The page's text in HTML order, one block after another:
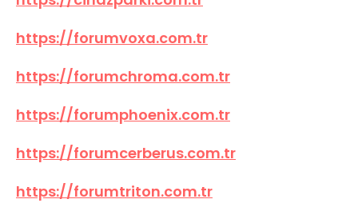
https://forumvoxa.com.tr
https://forumchroma.com.tr
https://forumphoenix.com.tr
https://forumcerberus.com.tr
https://forumtriton.com.tr